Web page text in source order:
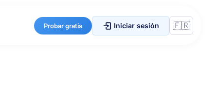
Probar gratis Iniciar sesión